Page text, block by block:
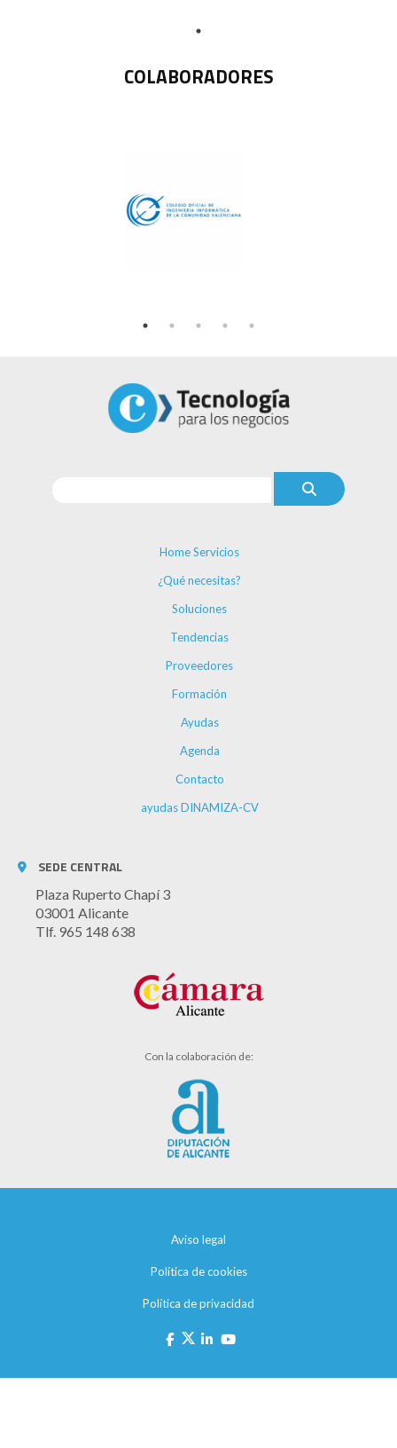
COLABORADORES
Home Servicios
¿Qué necesitas?
Soluciones
Tendencias
Proveedores
Formación
Ayudas
Agenda
Contacto
ayudas DINAMIZA-CV
SEDE CENTRAL
Plaza Ruperto Chapí 3
03001 Alicante
Tlf. 965 148 638
Con la colaboración de:
Aviso legal
Política de cookies
Política de privacidad